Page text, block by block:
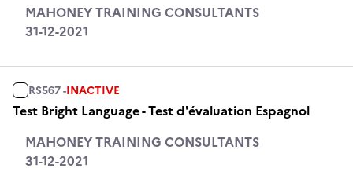
MAHONEY TRAINING CONSULTANTS
31-12-2021
RS567 -INACTIVE
Test Bright Language - Test d'évaluation Espagnol
MAHONEY TRAINING CONSULTANTS
31-12-2021